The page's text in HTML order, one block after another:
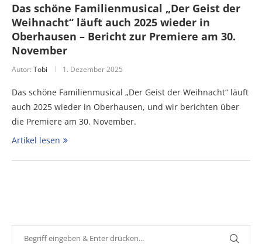
Das schöne Familienmusical „Der Geist der
Weihnacht“ läuft auch 2025 wieder in
Oberhausen – Bericht zur Premiere am 30.
November
Autor: Tobi 1. Dezember 2025
Das schöne Familienmusical „Der Geist der Weihnacht“ läuft
auch 2025 wieder in Oberhausen, und wir berichten über
die Premiere am 30. November.
Artikel lesen